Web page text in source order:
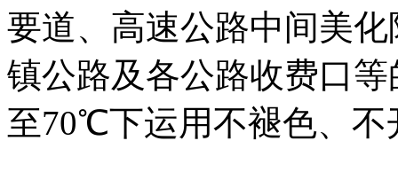
要道、高速公路中间美
镇公路及各公路收费口
至70℃下运用不褪色、不